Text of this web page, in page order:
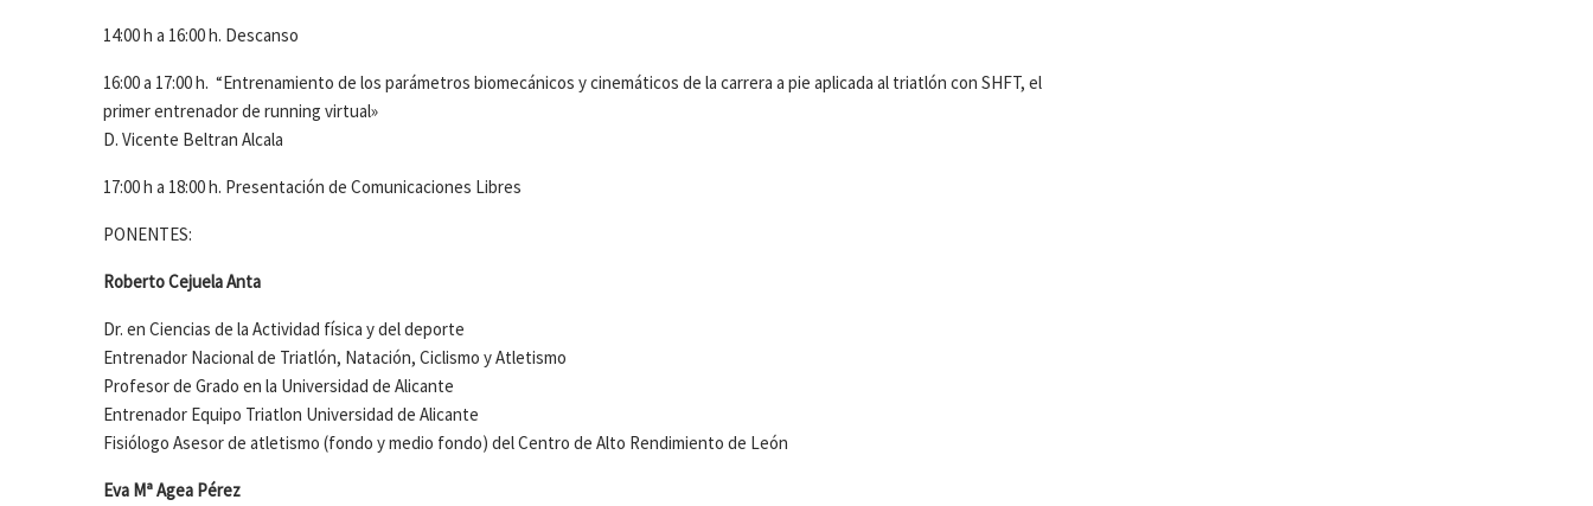
14:00 h a 16:00 h. Descanso
16:00 a 17:00 h. “Entrenamiento de los parámetros biomecánicos y cinemáticos de la carrera a pie aplicada al triatlón con SHFT, el
primer entrenador de running virtual»
D. Vicente Beltran Alcala
17:00 h a 18:00 h. Presentación de Comunicaciones Libres
PONENTES:
Roberto Cejuela Anta
Dr. en Ciencias de la Actividad física y del deporte
Entrenador Nacional de Triatlón, Natación, Ciclismo y Atletismo
Profesor de Grado en la Universidad de Alicante
Entrenador Equipo Triatlon Universidad de Alicante
Fisiólogo Asesor de atletismo (fondo y medio fondo) del Centro de Alto Rendimiento de León
Eva Mª Agea Pérez